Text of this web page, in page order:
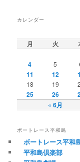
カレンダー
月 火
« 6月
4
5
11
12
18
19
25
26
ボートレース平和島
ボートレース平和
平和島倶楽部